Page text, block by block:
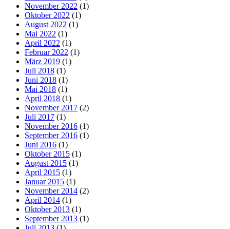
November 2022 (1)
Oktober 2022 (1)
August 2022 (1)
Mai 2022 (1)
April 2022 (1)
Februar 2022 (1)
März 2019 (1)
Juli 2018 (1)
Juni 2018 (1)
Mai 2018 (1)
April 2018 (1)
November 2017 (2)
Juli 2017 (1)
November 2016 (1)
September 2016 (1)
Juni 2016 (1)
Oktober 2015 (1)
August 2015 (1)
April 2015 (1)
Januar 2015 (1)
November 2014 (2)
April 2014 (1)
Oktober 2013 (1)
September 2013 (1)